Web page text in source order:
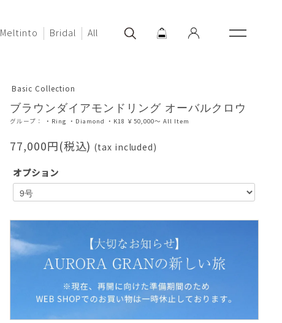
Meltinto Bridal All
Basic Collection
ブラウンダイアモンドリング オーバルクロウ
グループ： ・Ring ・Diamond ・K18 ￥50,000～ All Item
77,000円(税込) (tax included)
オプション